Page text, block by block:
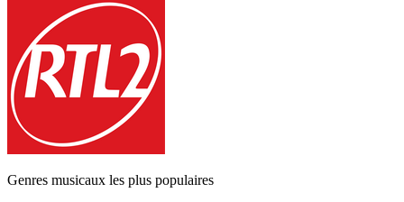
Genres musicaux les plus populaires